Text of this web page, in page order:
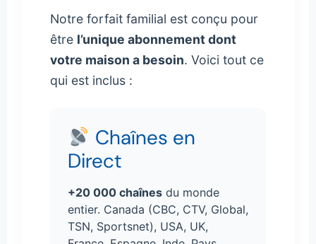
Notre forfait familial est conçu pour
être l’unique abonnement dont
votre maison a besoin. Voici tout ce
qui est inclus :
Chaînes en
Direct
+20 000 chaînes du monde
entier. Canada (CBC, CTV, Global,
TSN, Sportsnet), USA, UK,